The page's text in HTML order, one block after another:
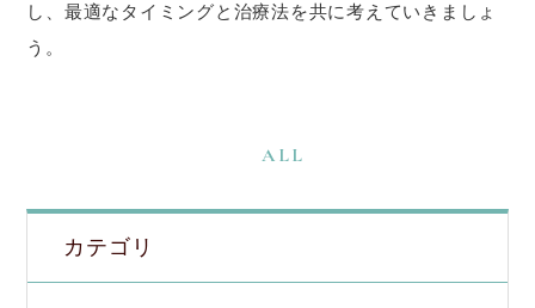
し、最適なタイミングと治療法を共に考えていきましょ
う。
ALL
カテゴリ